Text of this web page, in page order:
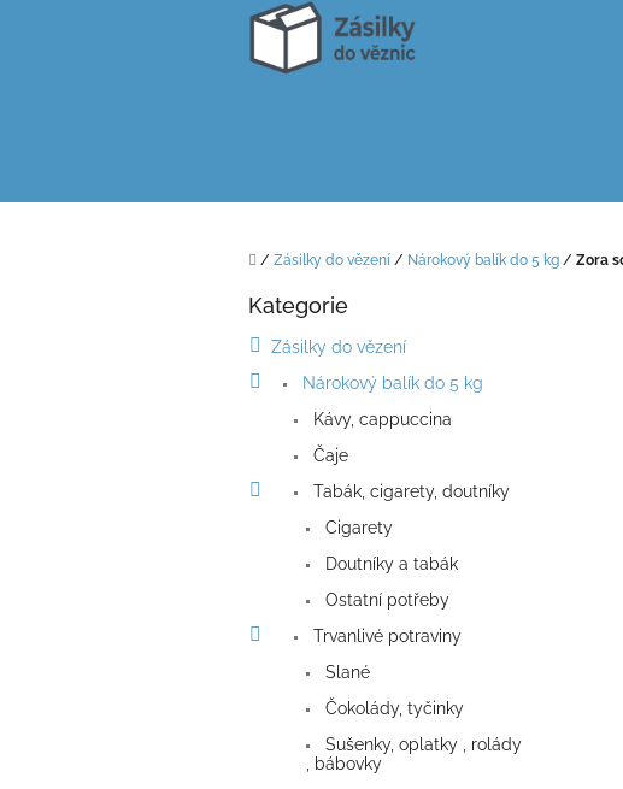
Domů
/ Zásilky do vězení / Nárokový balík do 5 kg / Zora
Přeskočit
Kategorie
Zásilky do vězení
Nárokový balík do 5 kg
Kávy, cappuccina
Čaje
Tabák, cigarety, doutníky
Cigarety
Doutníky a tabák
Ostatní potřeby
Trvanlivé potraviny
Slané
Čokolády, tyčinky
Sušenky, oplatky , rolády
, bábovky